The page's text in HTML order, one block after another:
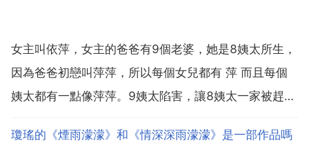
女主叫依萍，女主的爸爸有9個老婆，她是8姨太所生，
因為爸爸初戀叫萍萍，所以每個女兒都有 萍 而且每個
姨太都有一點像萍萍。9姨太陷害，讓8姨太一家被趕出
發現9姨太的女兒如萍也喜歡，所以報復，就是圍繞這
瓊瑤的《煙雨濛濛》和《情深深雨濛濛》是一部作品嗎